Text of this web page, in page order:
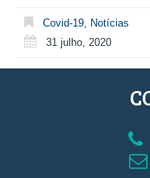
Covid-19, Notícias
31 julho, 2020